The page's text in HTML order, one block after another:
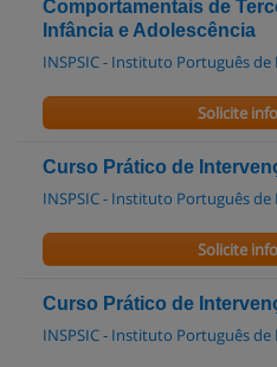
Comportamentais de
Infância e Adolescência
INSPSIC - Instituto Português de
Solicite
Curso Prático de
INSPSIC - Instituto Português de
Solicite
Curso Prático de
INSPSIC - Instituto Português de